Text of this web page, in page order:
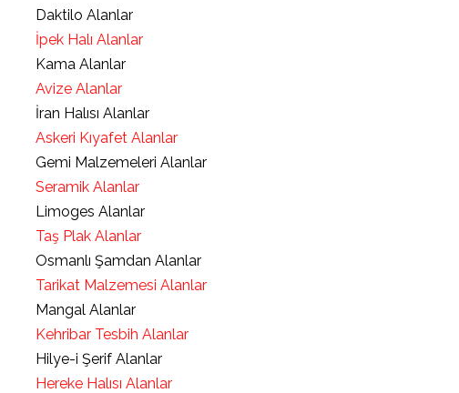
Daktilo Alanlar
İpek Halı Alanlar
Kama Alanlar
Avize Alanlar
İran Halısı Alanlar
Askeri Kıyafet Alanlar
Gemi Malzemeleri Alanlar
Seramik Alanlar
Limoges Alanlar
Taş Plak Alanlar
Osmanlı Şamdan Alanlar
Tarikat Malzemesi Alanlar
Mangal Alanlar
Kehribar Tesbih Alanlar
Hilye-i Şerif Alanlar
Hereke Halısı Alanlar